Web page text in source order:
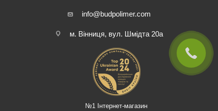
info@budpolimer.com
м. Вінниця, вул. Шмідта 20а
№1 Інтернет-магазин